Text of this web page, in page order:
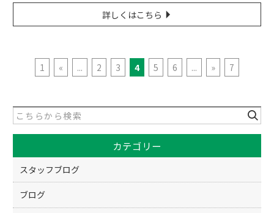
詳しくはこちら
1 « ... 2 3 4 5 6 ... » 7
カテゴリー
スタッフブログ
ブログ